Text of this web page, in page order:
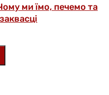
ми їмо, печемо та